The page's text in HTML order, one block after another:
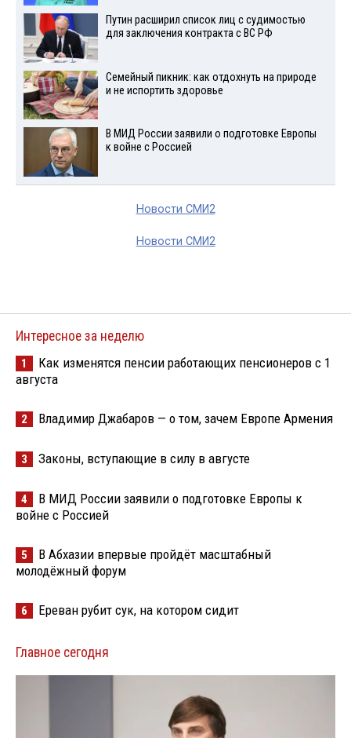
Путин расширил список лиц с судимостью
для заключения контракта с ВС РФ
Семейный пикник: как отдохнуть на природе
и не испортить здоровье
В МИД России заявили о подготовке Европы
к войне с Россией
Новости СМИ2
Новости СМИ2
Интересное за неделю
1
Как изменятся пенсии работающих пенсионеров с 1
августа
2 Владимир Джабаров — о том, зачем Европе Армения
3 Законы, вступающие в силу в августе
4
В МИД России заявили о подготовке Европы к
войне с Россией
5
В Абхазии впервые пройдёт масштабный
молодёжный форум
6 Ереван рубит сук, на котором сидит
Главное сегодня